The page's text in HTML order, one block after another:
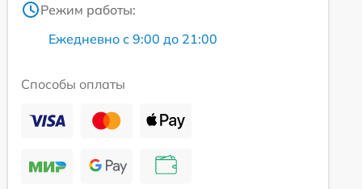
Режим работы:
Ежедневно с 9:00 до 21:00
Способы оплаты